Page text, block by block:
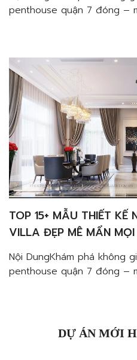
penthouse quận 7 đóng –
penthouse quận 7 […]
TOP 15+ MẪU THIẾT
VILLA ĐẸP MÊ MẨN
Nội DungKhám phá không
penthouse quận 7 đóng –
penthouse quận 7 […]
DỰ ÁN MỚI